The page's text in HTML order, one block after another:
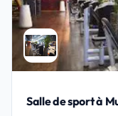
Salle de sport à